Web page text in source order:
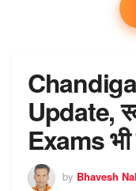
Update,
Exams भी
by Bhavesh